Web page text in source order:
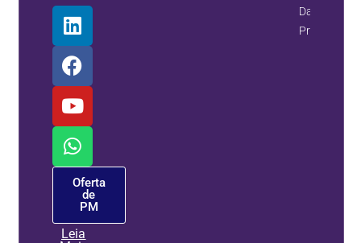
Oferta
de
PM
Leia
Da
Propriedade